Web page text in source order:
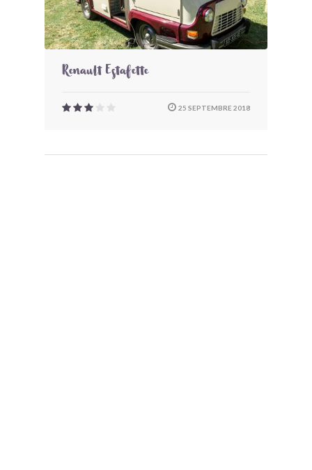
Renault Estafette
25 SEPTEMBRE 2018